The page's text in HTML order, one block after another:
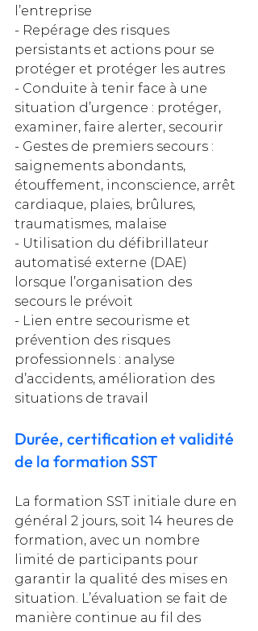
l’entreprise
- Repérage des risques
persistants et actions pour se
protéger et protéger les autres
- Conduite à tenir face à une
situation d’urgence : protéger,
examiner, faire alerter, secourir
- Gestes de premiers secours :
saignements abondants,
étouffement, inconscience, arrêt
cardiaque, plaies, brûlures,
traumatismes, malaise
- Utilisation du défibrillateur
automatisé externe (DAE)
lorsque l’organisation des
secours le prévoit
- Lien entre secourisme et
prévention des risques
professionnels : analyse
d’accidents, amélioration des
situations de travail
Durée, certification et validité
de la formation SST
La formation SST initiale dure en
général 2 jours, soit 14 heures de
formation, avec un nombre
limité de participants pour
garantir la qualité des mises en
situation. L’évaluation se fait de
manière continue au fil des